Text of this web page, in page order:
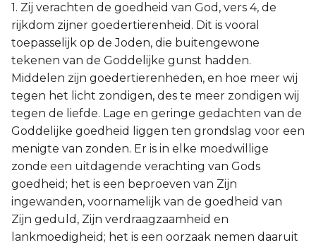
1. Zij verachten de goedheid van God, vers 4, de
rijkdom zijner goedertierenheid. Dit is vooral
toepasselijk op de Joden, die buitengewone
tekenen van de Goddelijke gunst hadden.
Middelen zijn goedertierenheden, en hoe meer wij
tegen het licht zondigen, des te meer zondigen wij
tegen de liefde. Lage en geringe gedachten van de
Goddelijke goedheid liggen ten grondslag voor een
menigte van zonden. Er is in elke moedwillige
zonde een uitdagende verachting van Gods
goedheid; het is een beproeven van Zijn
ingewanden, voornamelijk van de goedheid van
Zijn geduld, Zijn verdraagzaamheid en
lankmoedigheid; het is een oorzaak nemen daaruit